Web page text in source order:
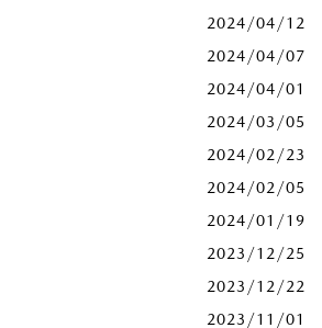
2024/04/12
2024/04/07
2024/04/01
2024/03/05
2024/02/23
2024/02/05
2024/01/19
2023/12/25
2023/12/22
2023/11/01